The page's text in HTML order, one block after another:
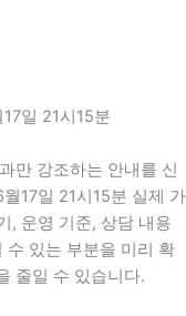
일 21시15분
만 강조하는 안내를 신
17일 21시15분 실제 가
, 운영 기준, 상담 내용
수 있는 부분을 미리 확
줄일 수 있습니다.